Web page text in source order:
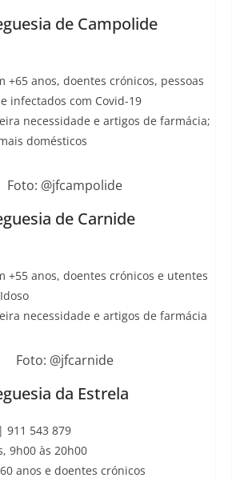
de Campolide
+65 anos, doentes crónicos, pessoas
infectados com Covid-19
necessidade e artigos de farmácia;
domésticos
Foto: @jfcampolide
de Carnide
+55 anos, doentes crónicos e utentes
necessidade e artigos de farmácia
Foto: @jfcarnide
da Estrela
911 543 879
9h00 às 20h00
anos e doentes crónicos